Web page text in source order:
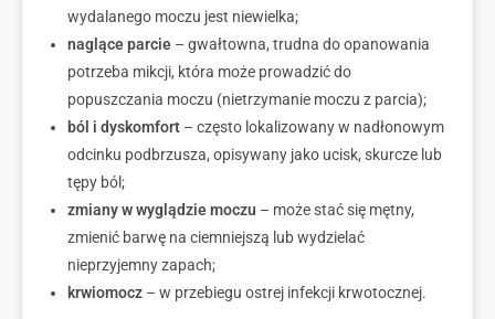
wydalanego moczu jest niewielka;
naglące parcie – gwałtowna, trudna do opanowania
potrzeba mikcji, która może prowadzić do
popuszczania moczu (nietrzymanie moczu z parcia);
ból i dyskomfort – często lokalizowany w nadłonowym
odcinku podbrzusza, opisywany jako ucisk, skurcze lub
tępy ból;
zmiany w wyglądzie moczu – może stać się mętny,
zmienić barwę na ciemniejszą lub wydzielać
nieprzyjemny zapach;
krwiomocz – w przebiegu ostrej infekcji krwotocznej.